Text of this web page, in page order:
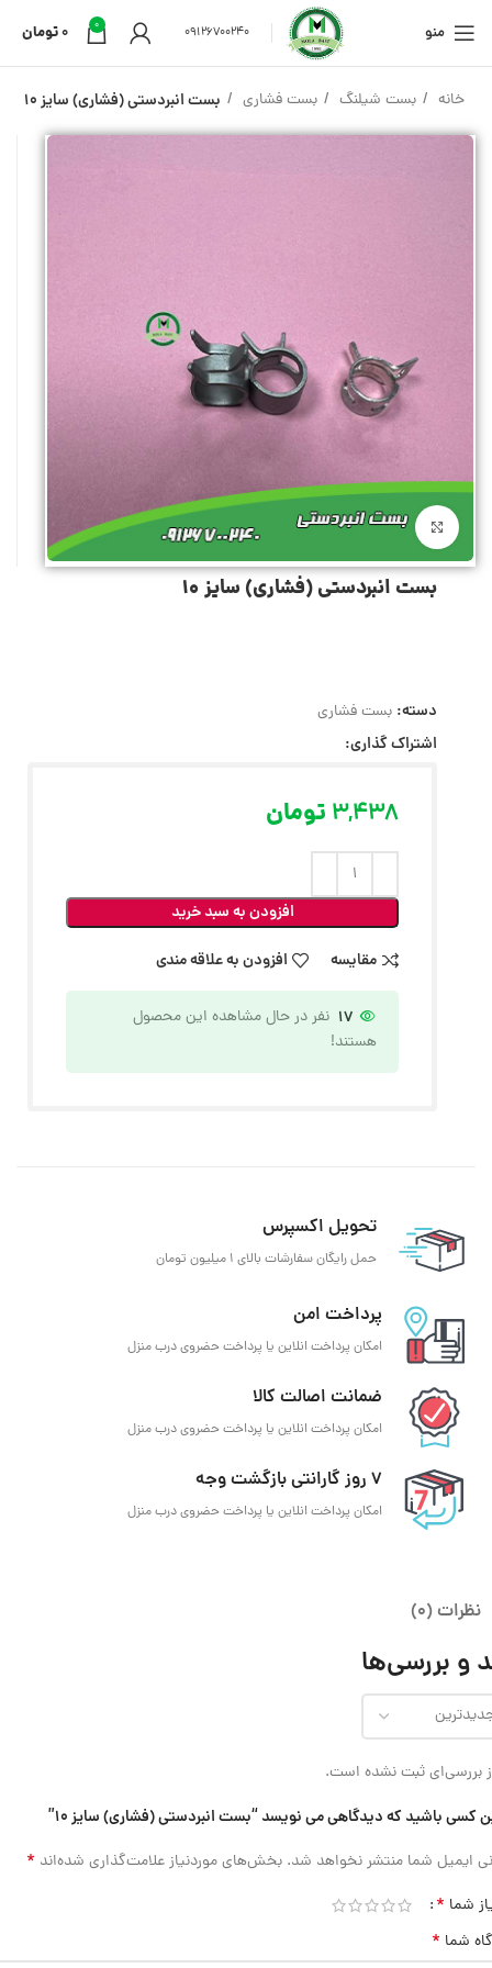
منو 09126700240
0
0تومان
خانه بست شیلنگ بست فشاری بست انبردستی (فشاری) سایز 10
بزرگنمایی تصویر
بست انبردستی (فشاری) سایز 10
دسته: بست فشاری
اشتراک گذاری:
3,438 تومان
افزودن به سبد خرید
مقایسه
افزودن به علاقه مندی
17 نفر در حال مشاهده این محصول
هستند!
تحویل اکسپرس
حمل رایگان سفارشات بالای 1 میلیون تومان
پرداخت امن
امکان پرداخت انلاین یا پرداخت حضروی درب منزل
ضمانت اصالت کالا
امکان پرداخت انلاین یا پرداخت حضروی درب منزل
7 روز گارانتی بازگشت وجه
امکان پرداخت انلاین یا پرداخت حضروی درب منزل
نظرات (0)
و بررسی‌ها
بررسی‌ای ثبت نشده است.
کسی باشید که دیدگاهی می نویسد “بست انبردستی (فشاری) سایز 10”
ایمیل شما منتشر نخواهد شد. بخش‌های موردنیاز علامت‌گذاری شده‌اند *
شما *
شما *